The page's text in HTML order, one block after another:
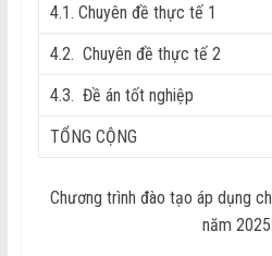
4.1. Chuyên đề thực tế 1
4.2. Chuyên đề thực tế 2
4.3. Đề án tốt nghiệp
TỔNG CỘNG
Chương trình đào tạo áp dụng
năm